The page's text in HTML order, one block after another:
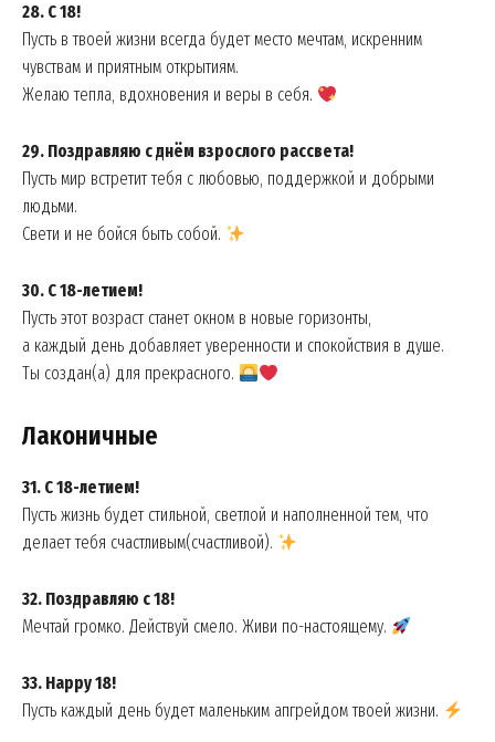
Company
28. С 18!
Пусть в твоей жизни всегда будет место мечтам, искренним
чувствам и приятным открытиям.
Желаю тепла, вдохновения и веры в себя.
29. Поздравляю с днём взрослого рассвета!
Пусть мир встретит тебя с любовью, поддержкой и добрыми
людьми.
Свети и не бойся быть собой.
30. С 18-летием!
Пусть этот возраст станет окном в новые горизонты,
а каждый день добавляет уверенности и спокойствия в душе.
Ты создан(а) для прекрасного.
Лаконичные
31. С 18-летием!
Пусть жизнь будет стильной, светлой и наполненной тем, что
делает тебя счастливым(счастливой).
32. Поздравляю с 18!
Мечтай громко. Действуй смело. Живи по-настоящему.
33. Happy 18!
Пусть каждый день будет маленьким апгрейдом твоей жизни.